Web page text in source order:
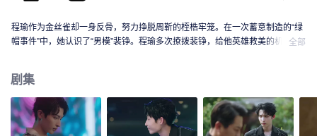
程瑜作为金丝雀却一身反骨，努力挣脱周靳的桎梏牢笼。在一次蓄意制造的“绿
帽事件”中，她认识了“男模”裴铮。程瑜多次撩拨裴铮，给他英雄救美的机会，
全部
剧集